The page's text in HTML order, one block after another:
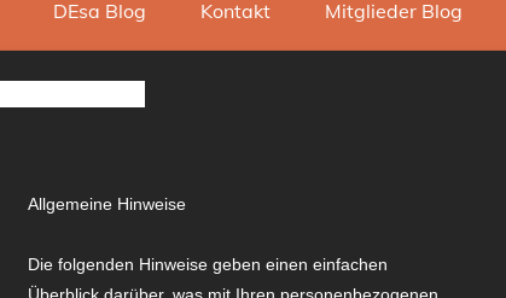
DEsa Blog Kontakt Mitglieder Blog
Allgemeine Hinweise
Die folgenden Hinweise geben einen einfachen